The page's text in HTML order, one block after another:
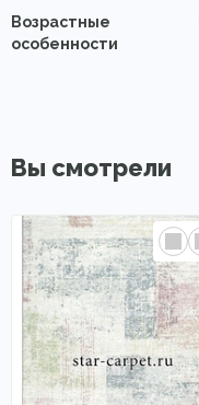
Возрастные
особенности
Вы смотрели